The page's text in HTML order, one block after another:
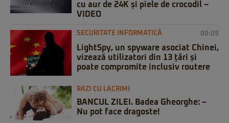
cu aur de 24K și piele de crocodil –
VIDEO
SECURITATE INFORMATICĂ 00:09
LightSpy, un spyware asociat Chinei,
vizează utilizatori din 13 țări și
poate compromite inclusiv routere
RAZI CU LACRIMI
BANCUL ZILEI. Badea Gheorghe: –
Nu pot face dragoste!